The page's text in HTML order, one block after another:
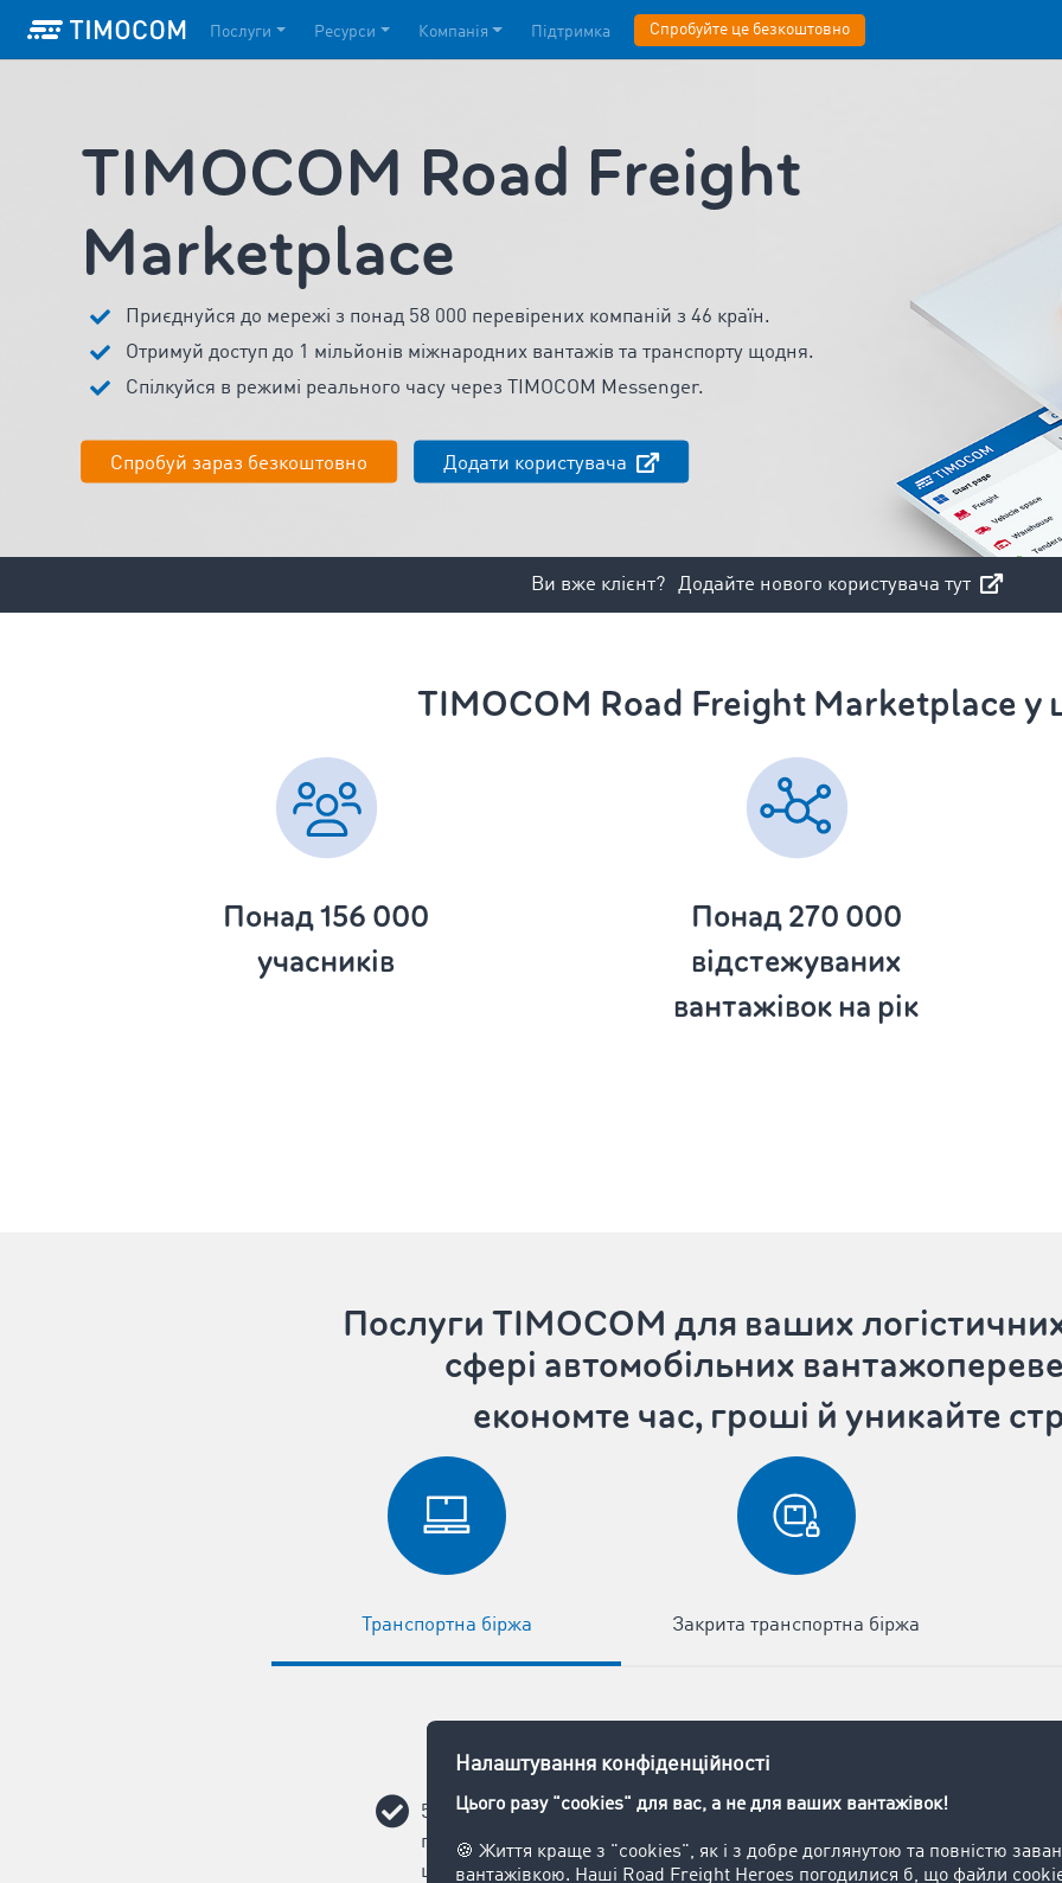
Послуги Ресурси Компанія Підтримка Спробуйте це безкоштовно
TIMOCOM Road Freight
Marketplace
Приєднуйся до мережі з понад 58 000 перевірених компаній з 46 країн.
Отримуй доступ до 1 мільйонів міжнародних вантажів та транспорту щодня.
Спілкуйся в режимі реального часу через TIMOCOM Messenger.
Спробуй зараз безкоштовно Додати користувача
Ви вже клієнт? Додайте нового користувача тут
TIMOCOM Road Freight Marketplace у
Понад 156 000
учасників
Понад 270 000
відстежуваних
вантажівок на рік
Послуги TIMOCOM для ваших
сфері автомобільних
економте час, гроші й уникайте
Транспортна біржа Закрита транспортна біржа
58 000 потенційних бізнес-
партнерів очікують на вас:
швидко та легко знаходьте нові